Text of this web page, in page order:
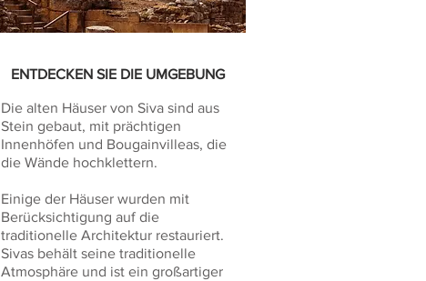
ENTDECKEN SIE DIE UMGEBUNG
Die alten Häuser von Siva sind aus
Stein gebaut, mit prächtigen
Innenhöfen und Bougainvilleas, die
die Wände hochklettern.
Einige der Häuser wurden mit
Berücksichtigung auf die
traditionelle Architektur restauriert.
Sivas behält seine traditionelle
Atmosphäre und ist ein großartiger